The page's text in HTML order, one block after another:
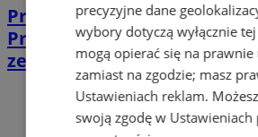
Przyszłość transportu w
Przedstawiciel Chorzowa
zespołu
precyzyjne dane
wybory dotyczą wyłącznie
mogą opierać się na
zamiast na zgodzie; masz
Ustawieniach reklam.
swoją zgodę w